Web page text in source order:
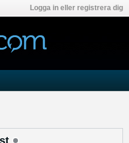
Logga in eller registrera dig